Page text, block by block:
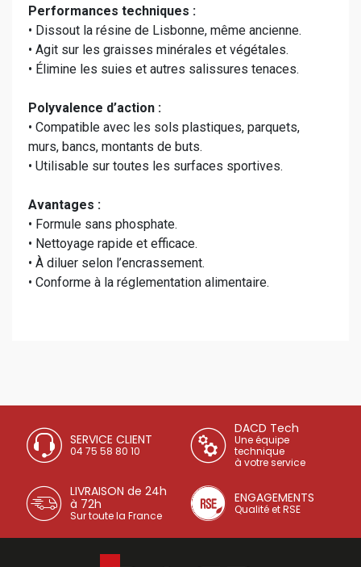
Performances techniques :
• Dissout la résine de Lisbonne, même ancienne.
• Agit sur les graisses minérales et végétales.
• Élimine les suies et autres salissures tenaces.
Polyvalence d’action :
• Compatible avec les sols plastiques, parquets,
murs, bancs, montants de buts.
• Utilisable sur toutes les surfaces sportives.
Avantages :
• Formule sans phosphate.
• Nettoyage rapide et efficace.
• À diluer selon l’encrassement.
• Conforme à la réglementation alimentaire.
SERVICE CLIENT
04 75 58 80 10
DACD Tech
Une équipe
technique
à votre service
LIVRAISON de 24h
à 72h
Sur toute la France
ENGAGEMENTS
Qualité et RSE